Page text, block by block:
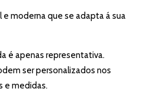
moderna que se adapta á sua
é apenas representativa.
ser personalizados nos
e medidas.